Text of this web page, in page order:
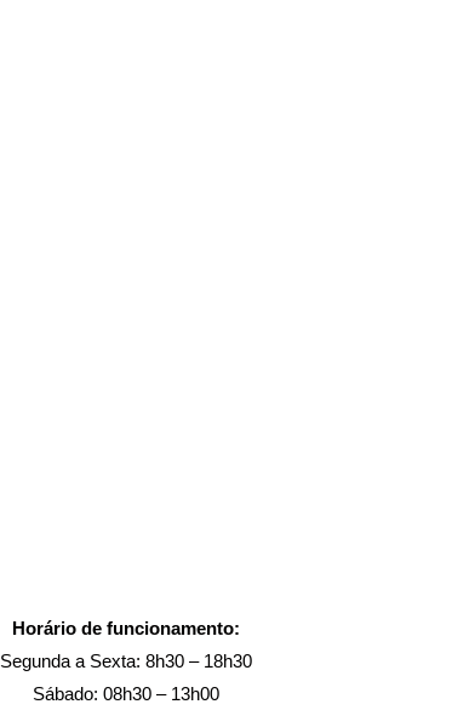
Horário de funcionamento:
Segunda a Sexta: 8h30 – 18h30
Sábado: 08h30 – 13h00